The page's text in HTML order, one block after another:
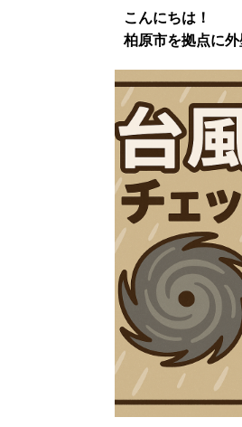
こんにちは！
柏原市を拠点に